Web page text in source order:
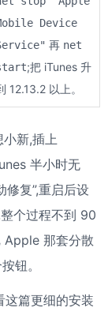
Device
再 net
;把 iTunes 升
12.13.2 以上。
新,插上
半小时无
复”,重启后设
个过程不到 90
Apple 那套分散
钮。
这篇更细的安装